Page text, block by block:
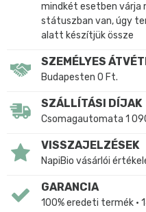
mindkét esetben várja
státuszban van, úgy
alatt készítjük össze
SZEMÉLYES
Budapesten 0 Ft.
SZÁLLÍTÁSI DÍJAK
Csomagautomata 1
VISSZAJELZÉSEK
NapiBio vásárlói
GARANCIA
100% eredeti termék •